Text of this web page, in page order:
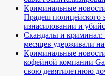
Криминальные
Прадеш полицейского
изнасиловании и
Скандалы и криминал:
месяцев удерживали
Криминальные
кофейной компании
свою девятилетнюю